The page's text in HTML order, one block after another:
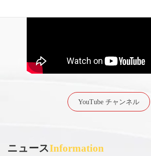
YouTube チャンネル
ニュースInformation